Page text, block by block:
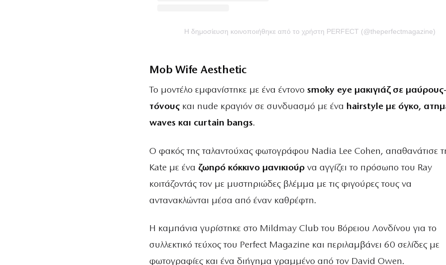
Η δημοσίευση κοινοποιήθηκε από το χρήστη PERFECT (@theperfectmagazine)
Mob Wife Aesthetic
Το μοντέλο εμφανίστηκε με ένα έντονο smoky eye μακιγιάζ σε
τόνουςκαι nude κραγιόν σε συνδυασμό με ένα hairstyle με όγκο,
waves και curtain bangs.
Ο φακός της ταλαντούχας φωτογράφου Nadia Lee Cohen, απαθανάτισε
Κate με ένα ζωηρό κόκκινο μανικιούρ να αγγίζει το πρόσωπο του Ray
κοιτάζοντάς τον με μυστηριώδες βλέμμα με τις φιγούρες τους να
αντανακλώνται μέσα από έναν καθρέφτη.
Η καμπάνια γυρίστηκε στο Mildmay Club του Βόρειου Λονδίνου για το
συλλεκτικό τεύχος του Perfect Magazine και περιλαμβάνει 60 σελίδες με
φωτογραφίες και ένα διήγημα γραμμένο από τον David Owen.